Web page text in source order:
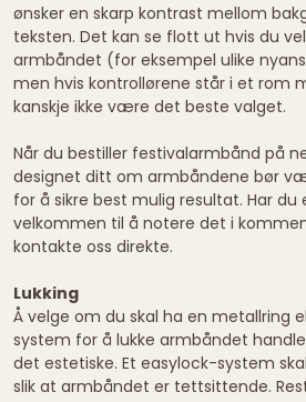
ønsker en skarp kontrast mellom
teksten. Det kan se flott ut hvis du
armbåndet (for eksempel ulike
men hvis kontrollørene står i et rom
kanskje ikke være det beste valget.
Når du bestiller festivalarmbånd på
designet ditt om armbåndene bør
for å sikre best mulig resultat. Har du
velkommen til å notere det i
kontakte oss direkte.
Lukking
Å velge om du skal ha en metallring
system for å lukke armbåndet
det estetiske. Et easylock-system
slik at armbåndet er tettsittende.